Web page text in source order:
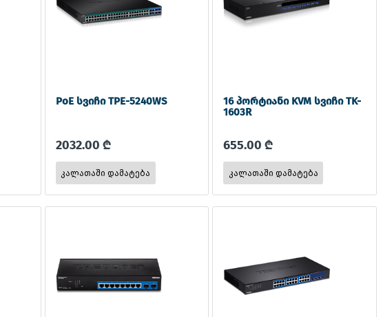
PoE სვიჩი TPE-5240WS
2032.00 ₾
16 პორტიანი KVM სვიჩი TK-
1603R
655.00 ₾